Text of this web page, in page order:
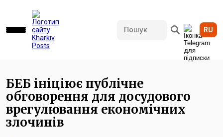
RU
624 переглядів • 09.01.2026 13:33
БЕБ ініціює публічне
обговорення для досудового
врегулювання економічних
злочинів